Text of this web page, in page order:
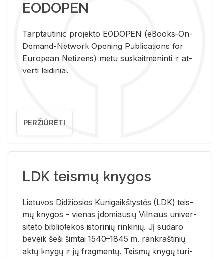
EODOPEN
Tarp­tau­ti­nio pro­jek­to EO­DO­PEN (eBo­oks-On-
De­mand-Ne­twork Ope­ning Pub­li­ca­tions for
Eu­ro­pe­an Ne­ti­zens) metu su­skait­me­nin­ti ir at­
ver­ti lei­di­niai.
PERŽIŪRĖTI
LDK teismų knygos
Lie­tu­vos Di­džio­sios Ku­ni­gaikš­tys­tės (LDK) teis­
mų kny­gos – vie­nas įdo­miau­sių Vil­niaus uni­ver­
si­te­to bi­b­lio­te­kos is­to­ri­nių rin­ki­nių. Jį su­da­ro
be­veik šeši šim­tai 1540–1845 m. rank­raš­ti­nių
aktų kny­gų ir jų frag­men­tų. Teis­mų kny­gų tu­ri­